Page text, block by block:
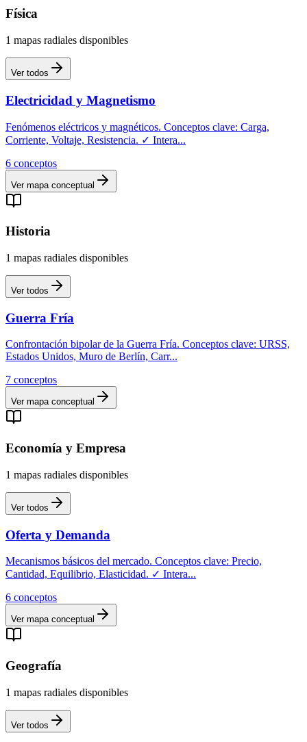
Física
1 mapas radiales disponibles
Ver todos
Electricidad y Magnetismo
Fenómenos eléctricos y magnéticos. Conceptos clave: Carga,
Corriente, Voltaje, Resistencia. ✓ Intera...
6 conceptos
Ver mapa conceptual
Historia
1 mapas radiales disponibles
Ver todos
Guerra Fría
Confrontación bipolar de la Guerra Fría. Conceptos clave: URSS,
Estados Unidos, Muro de Berlín, Carr...
7 conceptos
Ver mapa conceptual
Economía y Empresa
1 mapas radiales disponibles
Ver todos
Oferta y Demanda
Mecanismos básicos del mercado. Conceptos clave: Precio,
Cantidad, Equilibrio, Elasticidad. ✓ Intera...
6 conceptos
Ver mapa conceptual
Geografía
1 mapas radiales disponibles
Ver todos